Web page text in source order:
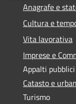
Anagrafe e
Cultura e
Vita lavorativa
Imprese e
Appalti pubblici
Catasto e
Turismo